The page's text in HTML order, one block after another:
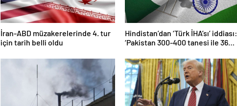
İran-ABD müzakerelerinde 4. tur
için tarih belli oldu
Hindistan’dan ‘Türk İHA’sı’ iddiası:
‘Pakistan 300-400 tanesi ile 36